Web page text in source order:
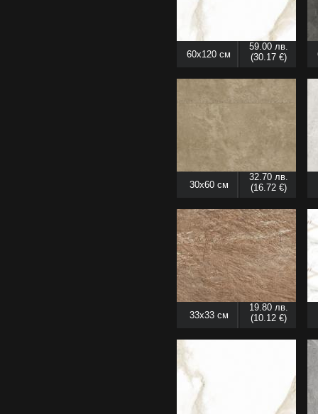
60x120 см
59.00 лв.
(30.17 €)
30x60 см
32.70 лв.
(16.72 €)
33x33 см
19.80 лв.
(10.12 €)